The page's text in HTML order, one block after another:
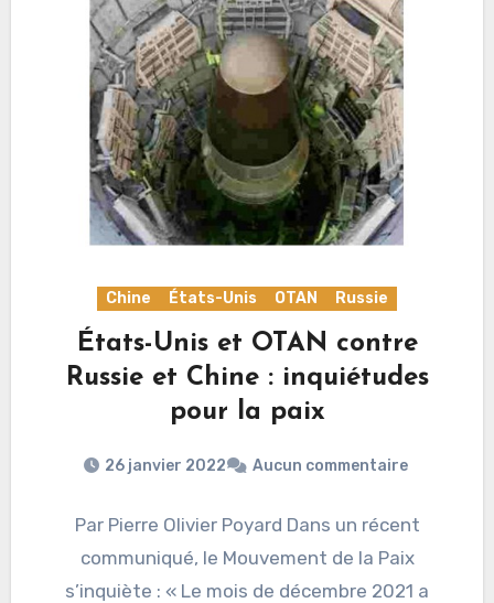
Chine États-Unis OTAN Russie
États-Unis et OTAN contre
Russie et Chine : inquiétudes
pour la paix
26 janvier 2022 Aucun commentaire
Par Pierre Olivier Poyard Dans un récent
communiqué, le Mouvement de la Paix
s’inquiète : « Le mois de décembre 2021 a